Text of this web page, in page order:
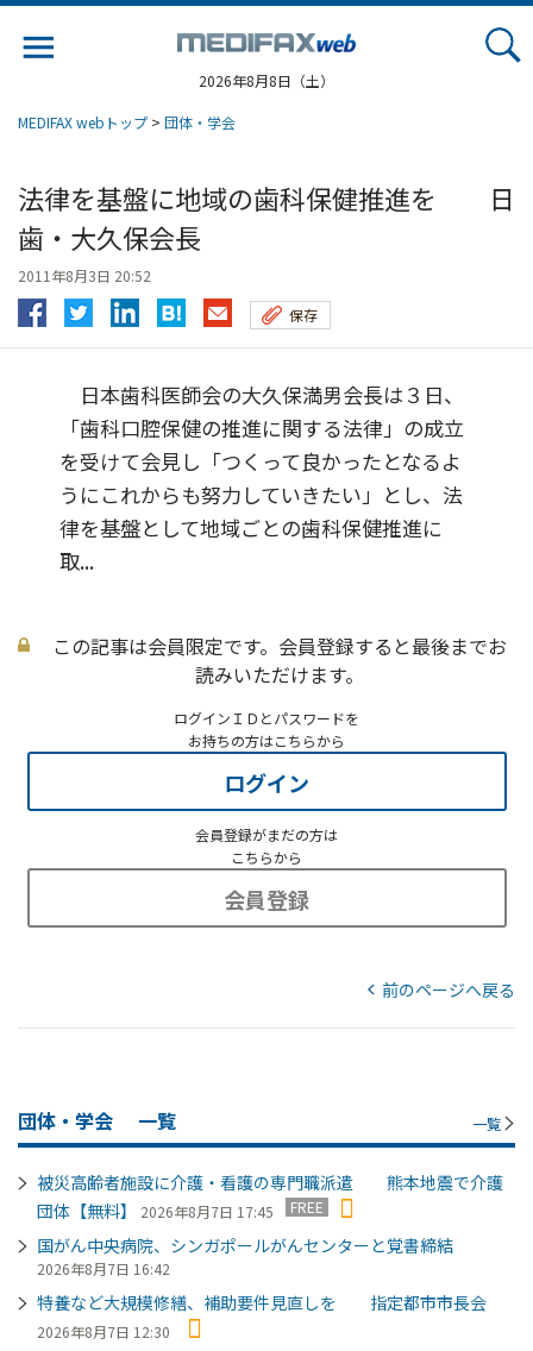
2026年8月8日（土）
MEDIFAX webトップ > 団体・学会
法律を基盤に地域の歯科保健推進を 日
歯・大久保会長
2011年8月3日 20:52
保存
日本歯科医師会の大久保満男会長は３日、
「歯科口腔保健の推進に関する法律」の成立
を受けて会見し「つくって良かったとなるよ
うにこれからも努力していきたい」とし、法
律を基盤として地域ごとの歯科保健推進に
取...
この記事は会員限定です。会員登録すると最後までお
読みいただけます。
ログインＩＤとパスワードを
お持ちの方はこちらから
ログイン
会員登録がまだの方は
こちらから
会員登録
前のページへ戻る
団体・学会 一覧 一覧
被災高齢者施設に介護・看護の専門職派遣 熊本地震で介護
団体【無料】
2026年8月7日 17:45 FREE
国がん中央病院、シンガポールがんセンターと覚書締結
2026年8月7日 16:42
特養など大規模修繕、補助要件見直しを 指定都市市長会
2026年8月7日 12:30